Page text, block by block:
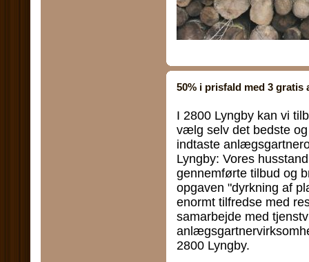
50% i prisfald med 3
I 2800 Lyngby kan vi
vælg selv det bedste
indtaste
Lyngby: Vores
gennemførte tilbud og
opgaven "dyrkning af
enormt tilfredse med
samarbejde med
2800 Lyngby.